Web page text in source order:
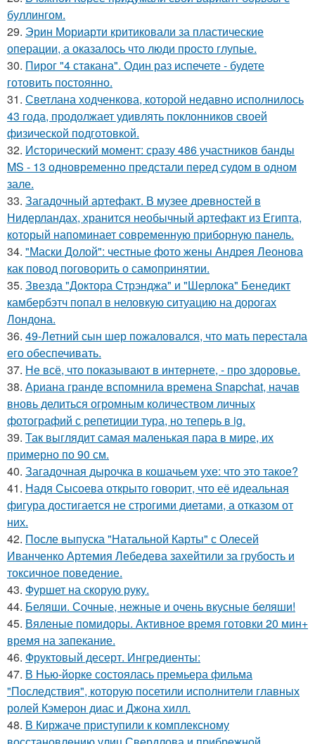
буллингом.
29. Эрин Мориарти критиковали за пластические
операции, а оказалось что люди просто глупые.
30. Пирог "4 стaкана". Один раз испечете - будете
готовить постоянно.
31. Светлана ходченкова, которой недавно исполнилось
43 года, продолжает удивлять поклонников своей
физической подготовкой.
32. Исторический момент: сразу 486 участников банды
MS - 13 одновременно предстали перед судом в одном
зале.
33. Загадочный артефакт. В музее древностей в
Нидерландах, хранится необычный артефакт из Египта,
который напоминает современную приборную панель.
34. "Маски Долой": честные фото жены Андрея Леонова
как повод поговорить о самопринятии.
35. Звезда "Доктора Стрэнджа" и "Шерлока" Бенедикт
камбербэтч попал в неловкую ситуацию на дорогах
Лондона.
36. 49-Летний сын шер пожаловался, что мать перестала
его обеспечивать.
37. Не всё, что показывают в интернете, - про здоровье.
38. Ариана гранде вспомнила времена Snapchat, начав
вновь делиться огромным количеством личных
фотографий с репетиции тура, но теперь в ig.
39. Так выглядит самая маленькая пара в мире, их
примерно по 90 см.
40. Загадочная дырочка в кошачьем ухе: что это такое?
41. Надя Сысоева открыто говорит, что её идеальная
фигура достигается не строгими диетами, а отказом от
них.
42. После выпуска "Натальной Карты" с Олесей
Иванченко Артемия Лебедева захейтили за грубость и
токсичное поведение.
43. Фуршет на скорую руку.
44. Беляши. Сочные, нежные и очень вкусные беляши!
45. Вяленые помидоры. Активное время готовки 20 мин+
время на запекание.
46. Фруктовый десерт. Ингредиенты:
47. В Нью-йорке состоялась премьера фильма
"Последствия", которую посетили исполнители главных
ролей Кэмерон диас и Джона хилл.
48. В Киржаче приступили к комплексному